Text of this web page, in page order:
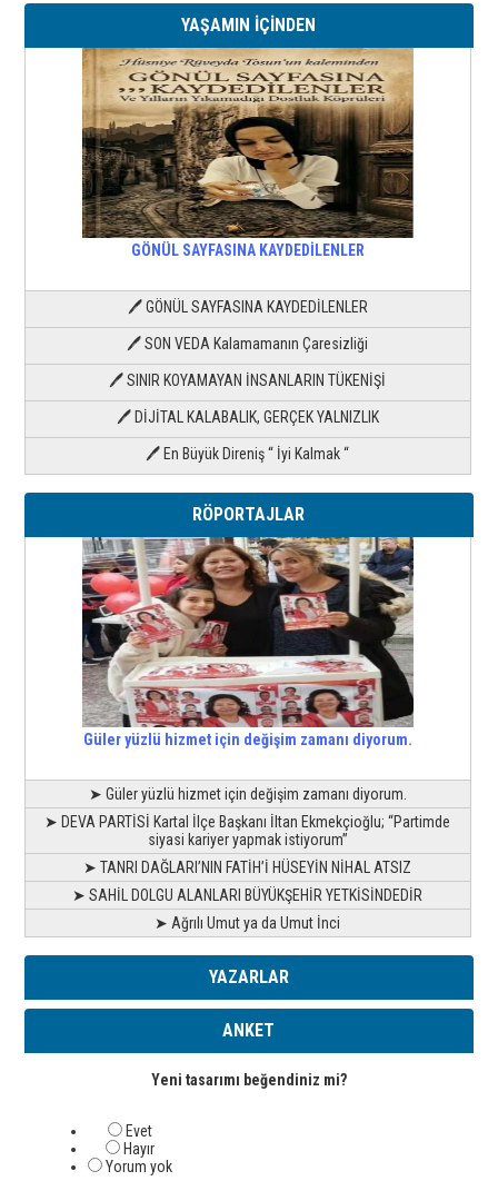
YAŞAMIN İÇİNDEN
GÖNÜL SAYFASINA KAYDEDİLENLER
🖊 GÖNÜL SAYFASINA KAYDEDİLENLER
🖊 SON VEDA Kalamamanın Çaresizliği
🖊 SINIR KOYAMAYAN İNSANLARIN TÜKENİŞİ
🖊 DİJİTAL KALABALIK, GERÇEK YALNIZLIK
🖊 En Büyük Direniş “ İyi Kalmak “
RÖPORTAJLAR
Güler yüzlü hizmet için değişim zamanı diyorum.
➤ Güler yüzlü hizmet için değişim zamanı diyorum.
➤ DEVA PARTİSİ Kartal İlçe Başkanı İltan Ekmekçioğlu; “Partimde
siyasi kariyer yapmak istiyorum”
➤ TANRI DAĞLARI’NIN FATİH’İ HÜSEYİN NİHAL ATSIZ
➤ SAHİL DOLGU ALANLARI BÜYÜKŞEHİR YETKİSİNDEDİR
➤ Ağrılı Umut ya da Umut İnci
YAZARLAR
ANKET
Yeni tasarımı beğendiniz mi?
Evet
Hayır
Yorum yok